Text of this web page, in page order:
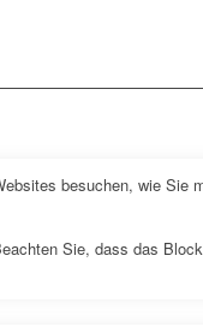
besuchen, wie Sie
Sie, dass das